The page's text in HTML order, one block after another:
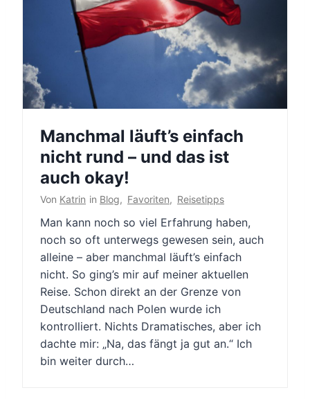
Manchmal läuft’s einfach
nicht rund – und das ist
auch okay!
Von Katrin in Blog, Favoriten, Reisetipps
Man kann noch so viel Erfahrung haben,
noch so oft unterwegs gewesen sein, auch
alleine – aber manchmal läuft’s einfach
nicht. So ging’s mir auf meiner aktuellen
Reise. Schon direkt an der Grenze von
Deutschland nach Polen wurde ich
kontrolliert. Nichts Dramatisches, aber ich
dachte mir: „Na, das fängt ja gut an.“ Ich
bin weiter durch…